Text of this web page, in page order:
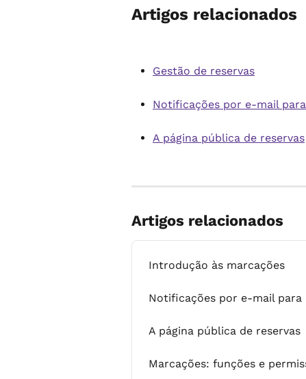
Artigos relacionados
Gestão de reservas
Notificações por e-mail
A página pública de reservas
Artigos relacionados
Introdução às marcações
Notificações por e-mail para
A página pública de reservas
Marcações: funções e